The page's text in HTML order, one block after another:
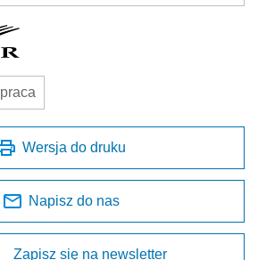
praca
Wersja do druku
Napisz do nas
Zapisz się na newsletter